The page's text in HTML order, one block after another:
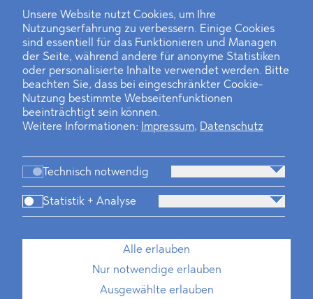
Unsere Website nutzt Cookies, um Ihre
Nutzungserfahrung zu verbessern. Einige Cookies
sind essentiell für das Funktionieren und Managen
der Seite, während andere für anonyme Statistiken
oder personalisierte Inhalte verwendet werden. Bitte
beachten Sie, dass bei eingeschränkter Cookie-
Nutzung bestimmte Webseitenfunktionen
beeinträchtigt sein können.
Weitere Informationen:
Impressum, Datenschutz
Technisch notwendig
Statistik + Analyse
Alle erlauben
Nur notwendige erlauben
Ausgewählte erlauben
‹12345 6 78›
Standorte
Brasilien-Praxis